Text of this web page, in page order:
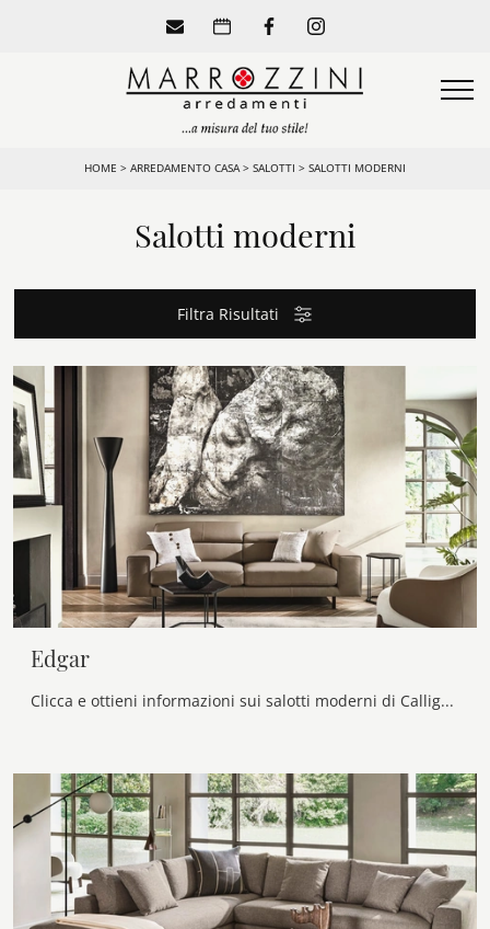
HOME > ARREDAMENTO CASA> SALOTTI > SALOTTI MODERNI
Salotti moderni
Filtra Risultati
Edgar
Clicca e ottieni informazioni sui salotti moderni di Calligaris! Differenti modelli di divani, come Edgar, ti aspettano.